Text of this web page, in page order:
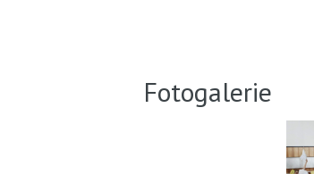
Fotogalerie